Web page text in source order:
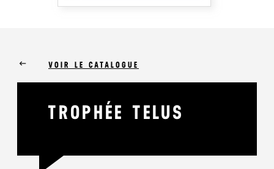
keyboard_backspace VOIR LE CATALOGUE
TROPHÉE TELUS